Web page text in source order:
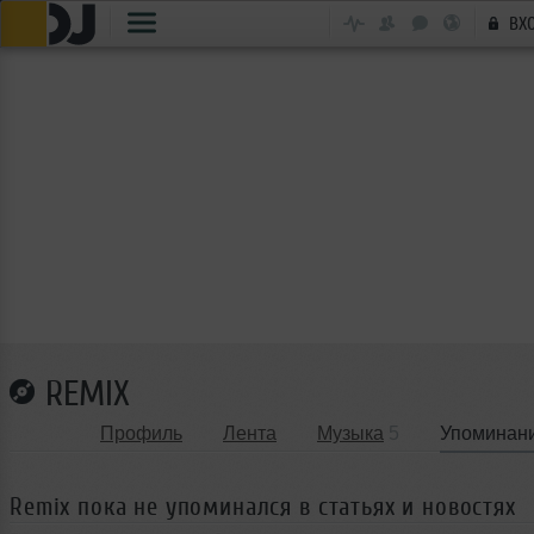
REMIX
Профиль Лента Музыка
Remix пока не упоминался в статьях и новостях